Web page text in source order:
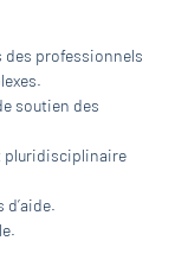
des professionnels
soutien des
pluridisciplinaire